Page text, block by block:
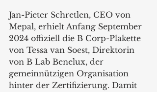
Jan-Pieter Schretlen, CEO von
Mepal, erhielt Anfang September
2024 offiziell die B Corp-Plakette
von Tessa van Soest, Direktorin
von B Lab Benelux, der
gemeinnützigen Organisation
hinter der Zertifizierung. Damit